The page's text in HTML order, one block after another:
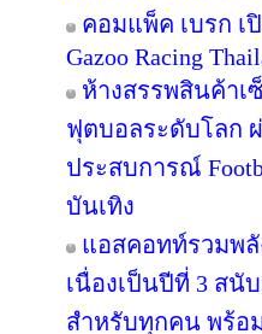
คอมแพ็ค เบรก เ
Gazoo Racing
ห้างสรรพสินค้า
ฟุตบอลระดับโลก ผ่
ประสบการณ์
บันเทิง
แอสคอทท์รวมพลั
เนื่องเป็นปีที่ 3 สนั
สำหรับทุกคน พร้อ